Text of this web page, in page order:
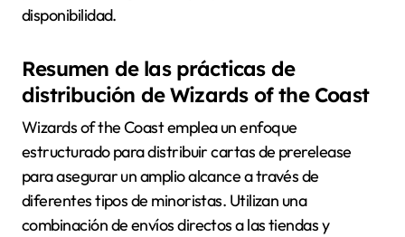
disponibilidad.
Resumen de las prácticas de
distribución de Wizards of the Coast
Wizards of the Coast emplea un enfoque
estructurado para distribuir cartas de prerelease
para asegurar un amplio alcance a través de
diferentes tipos de minoristas. Utilizan una
combinación de envíos directos a las tiendas y